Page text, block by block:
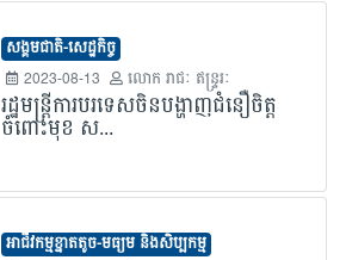
សង្គមជាតិ-សេដ្ឋកិច្ច
2023-08-13
លោក​ រាជៈ ឥន្រ្ទរៈ
រដ្ឋមន្រ្តីការបរទេសចិនបង្ហាញជំនឿចិត្ត
ចំពោះមុខ ស...
អាជីវកម្មខ្នាតតូច-មធ្យម និងសិប្បកម្ម